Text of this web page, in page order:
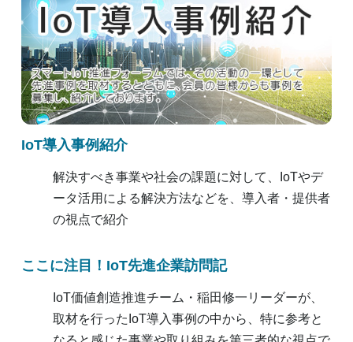
IoT導入事例紹介
解決すべき事業や社会の課題に対して、IoTやデ
ータ活用による解決方法などを、導入者・提供者
の視点で紹介
ここに注目！IoT先進企業訪問記
IoT価値創造推進チーム・稲田修一リーダーが、
取材を行ったIoT導入事例の中から、特に参考と